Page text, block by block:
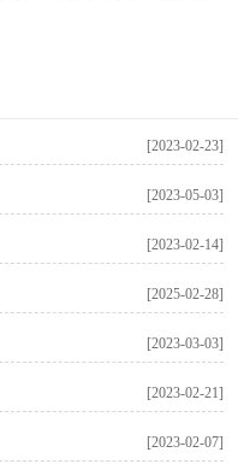
[2023-02-23]
[2023-05-03]
[2023-02-14]
[2025-02-28]
[2023-03-03]
[2023-02-21]
[2023-02-07]